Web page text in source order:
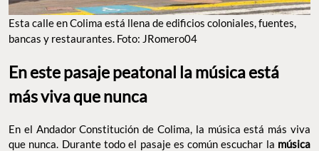
Esta calle en Colima está llena de edificios coloniales, fuentes,
bancas y restaurantes. Foto: JRomero04
En este pasaje peatonal la música está
más viva que nunca
En el Andador Constitución de Colima, la música está más viva
que nunca. Durante todo el pasaje es común escuchar la música